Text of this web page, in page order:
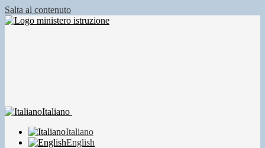
Salta al contenuto
Italiano
Italiano
English